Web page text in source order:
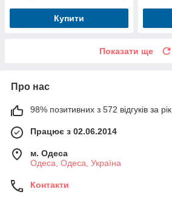
Купити
Показати ще
Про нас
98% позитивних з 572 відгуків за рік
Працює з 02.06.2014
м. Одеса
Одеса, Одеса, Україна
Контакти